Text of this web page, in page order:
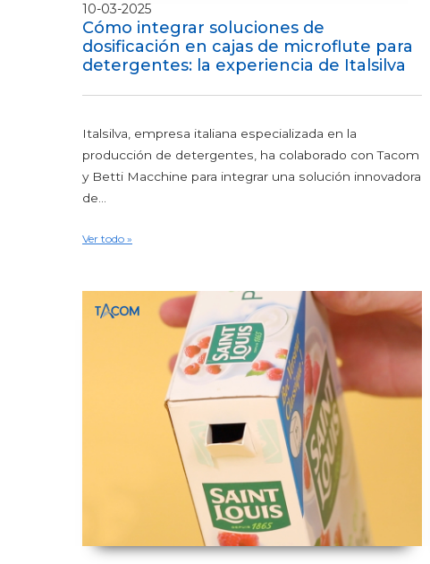
10-03-2025
Cómo integrar soluciones de
dosificación en cajas de microflute para
detergentes: la experiencia de Italsilva
Italsilva, empresa italiana especializada en la
producción de detergentes, ha colaborado con Tacom
y Betti Macchine para integrar una solución innovadora
de...
Ver todo »